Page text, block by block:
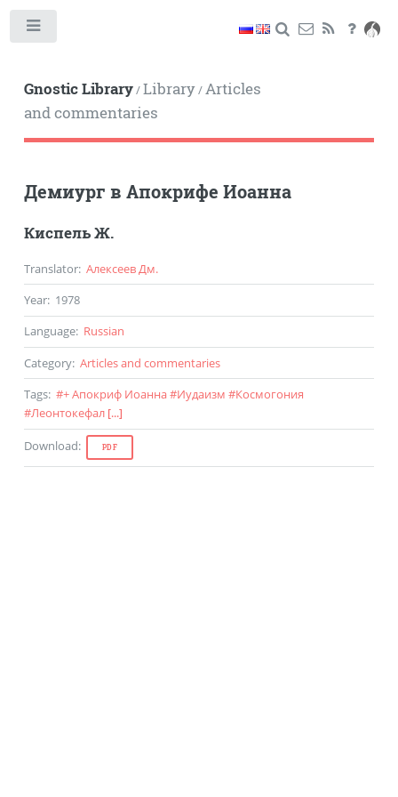
Gnostic Library/Library/Articles
and commentaries
Демиург в Апокрифе Иоанна
Киспель Ж.
Translator: Алексеев Дм.
Year: 1978
Language: Russian
Category: Articles and commentaries
Tags: #+ Апокриф Иоанна#Иудаизм #Космогония
#Леонтокефал [...]
Download: PDF